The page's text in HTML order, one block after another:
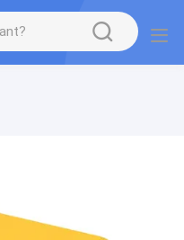
{cookie_flags: